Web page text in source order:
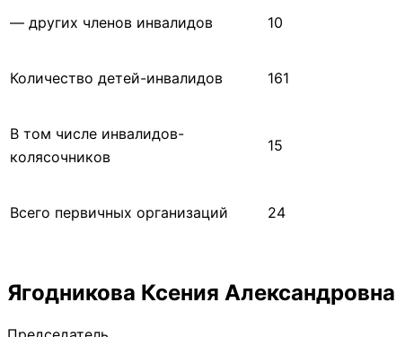
— других членов инвалидов 10
Количество детей-инвалидов 161
В том числе инвалидов-
колясочников
15
Всего первичных организаций 24
Ягодникова Ксения Александровна